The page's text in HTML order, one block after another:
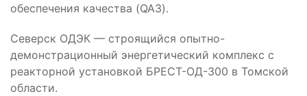
обеспечения качества (QA3).
Северск ОДЭК — строящийся опытно-
демонстрационный энергетический комплекс с
реакторной установкой БРЕСТ-ОД-300 в Томской
области.